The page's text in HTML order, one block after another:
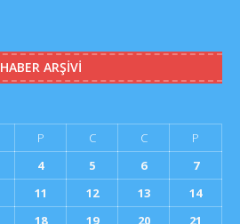
HABER ARŞIVI
P C C
P
4 5 6
7
11 12 13
14
18 19 20 21